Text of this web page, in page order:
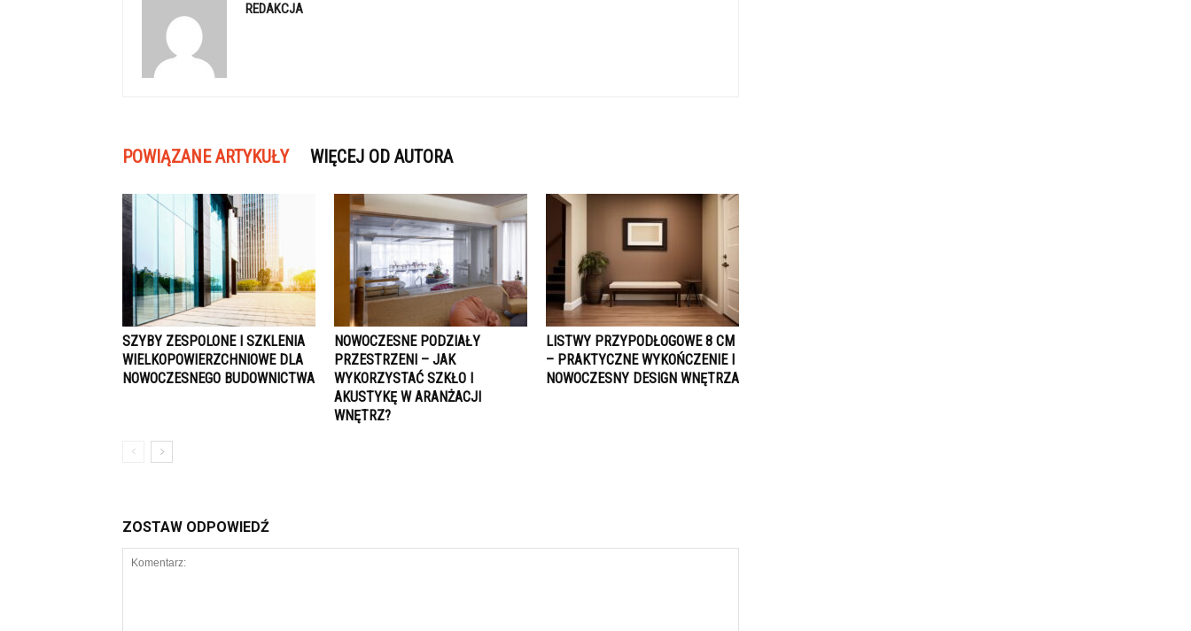
REDAKCJA
POWIĄZANE ARTYKUŁY WIĘCEJ OD AUTORA
SZYBY ZESPOLONE I SZKLENIA
WIELKOPOWIERZCHNIOWE DLA
NOWOCZESNEGO BUDOWNICTWA
NOWOCZESNE PODZIAŁY
PRZESTRZENI – JAK
WYKORZYSTAĆ SZKŁO I
AKUSTYKĘ W ARANŻACJI
WNĘTRZ?
LISTWY PRZYPODŁOGOWE 8 CM
– PRAKTYCZNE WYKOŃCZENIE I
NOWOCZESNY DESIGN WNĘTRZA
ZOSTAW ODPOWIEDŹ